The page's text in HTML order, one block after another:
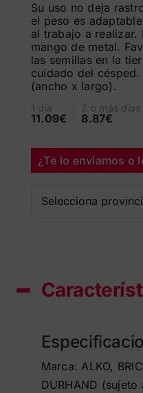
Su uso no deja
el peso es
al trabajo a realizar.
mango de metal.
las semillas en la
cuidado del
(ancho x largo).
1 día
11.09€
2 o más días
8.87€
¿Te lo enviamos o
Marca: ALKO,
DURHAND